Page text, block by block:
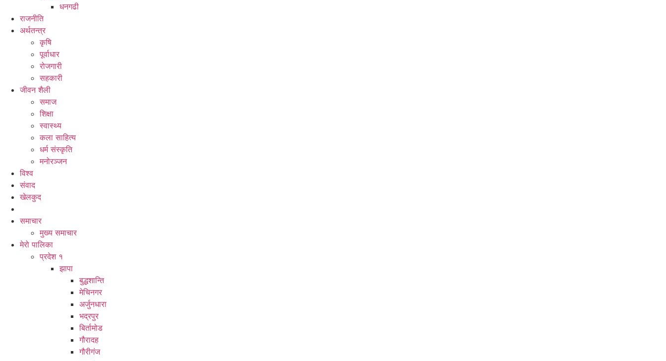
धनगढी
राजनीति
अर्थतन्त्र
कृषि
पूर्वाधार
रोजगारी
सहकारी
जीवन शैली
समाज
शिक्षा
स्वास्थ्य
कला साहित्य
धर्म संस्कृति
मनोरञ्जन
विश्व
संवाद
खेलकुद
समाचार
मुख्य समाचार
मेरो पालिका
प्रदेश १
झापा
बुद्धशान्ति
मेचिनगर
अर्जुनधारा
भद्रपुर
बिर्तामोड
गौरादह
गौरीगंज